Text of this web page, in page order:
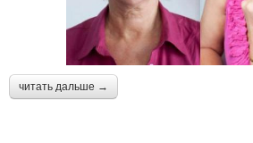
читать дальше →